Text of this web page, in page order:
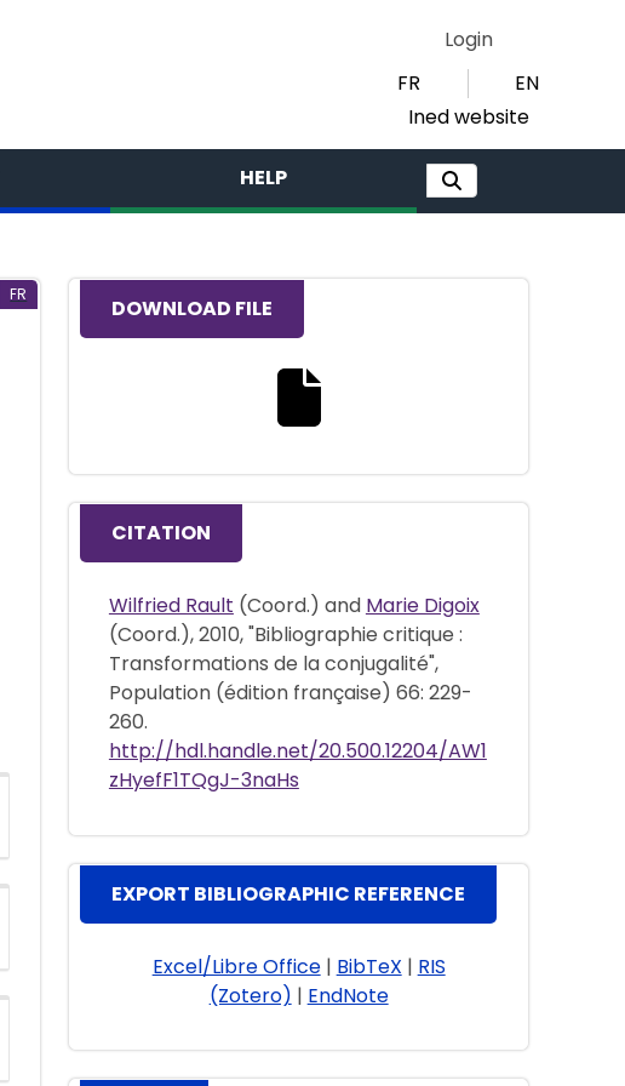
Login
FR
EN
Ined website
HELP
FR
DOWNLOAD FILE
CITATION
Wilfried Rault (Coord.) and Marie Digoix
(Coord.), 2010, "Bibliographie critique :
Transformations de la conjugalité",
Population (édition française) 66: 229-
260.
http://hdl.handle.net/20.500.12204/AW1
zHyefF1TQgJ-3naHs
EXPORT BIBLIOGRAPHIC REFERENCE
Excel/Libre Office| BibTeX | RIS
(Zotero) | EndNote